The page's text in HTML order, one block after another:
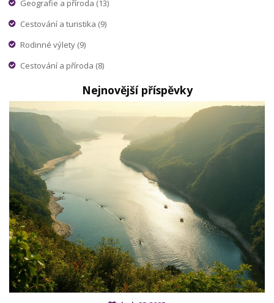
Geografie a příroda (13)
Cestování a turistika (9)
Rodinné výlety (9)
Cestování a příroda (8)
Nejnovější příspěvky